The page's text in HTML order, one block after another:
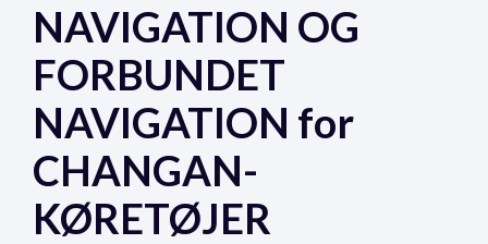
NAVIGATION OG
FORBUNDET
NAVIGATION for
CHANGAN-
KØRETØJER